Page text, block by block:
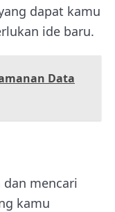
dapat kamu
ide baru.
Data
mencari
kamu